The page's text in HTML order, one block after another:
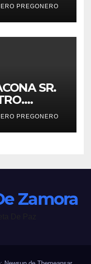
PREGONERO
SR.
PREGONERO
Zamora